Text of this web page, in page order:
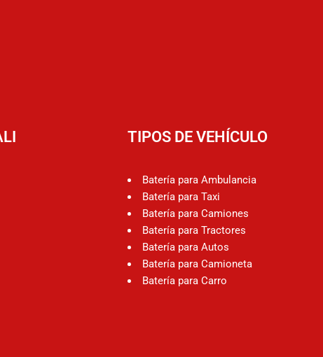
TIPOS DE VEHÍCULO
Batería para Ambulancia
Batería para Taxi
Batería para Camiones
Batería para Tractores
Batería para Autos
Batería para Camioneta
Batería para Carro